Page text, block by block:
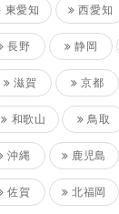
東愛知 西愛知
長野 静岡
滋賀 京都
和歌山 鳥取
沖縄 鹿児島
佐賀 北福岡